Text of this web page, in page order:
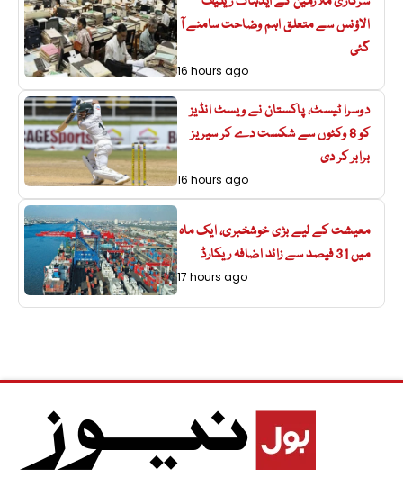
الاؤنس سے متعلق اہم وضاحت سامنے آ
گئی
16 hours ago
دوسرا ٹیسٹ، پاکستان نے ویسٹ انڈیز
کو 8 وکٹوں سے شکست دے کر سیریز
برابر کر دی
16 hours ago
معیشت کے لیے بڑی خوشخبری، ایک ماہ
میں 31 فیصد سے زائد اضافہ ریکارڈ
17 hours ago